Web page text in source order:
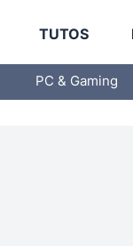
TUTOS
PC & Gaming